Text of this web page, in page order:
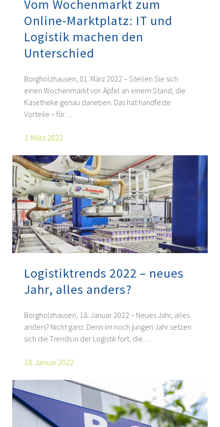
Vom Wochenmarkt zum
Online-Marktplatz: IT und
Logistik machen den
Unterschied
Borgholzhausen, 01. März 2022 – Stellen Sie sich
einen Wochenmarkt vor. Äpfel an einem Stand, die
Käsetheke genau daneben. Das hat handfeste
Vorteile – für…
1. März 2022
Logistiktrends 2022 – neues
Jahr, alles anders?
Borgholzhausen, 18. Januar 2022 – Neues Jahr, alles
anders? Nicht ganz. Denn im noch jungen Jahr setzen
sich die Trends in der Logistik fort, die…
18. Januar 2022